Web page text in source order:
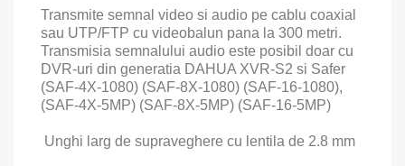
Transmite semnal video si audio pe cablu coaxial
sau UTP/FTP cu videobalun pana la 300 metri.
Transmisia semnalului audio este posibil doar cu
DVR-uri din generatia DAHUA XVR-S2 si Safer
(SAF-4X-1080) (SAF-8X-1080) (SAF-16-1080),
(SAF-4X-5MP) (SAF-8X-5MP) (SAF-16-5MP)
Unghi larg de supraveghere cu lentila de 2.8 mm